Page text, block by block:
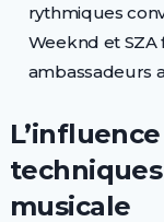
rythmiques
Weeknd et
ambassadeurs
musicale